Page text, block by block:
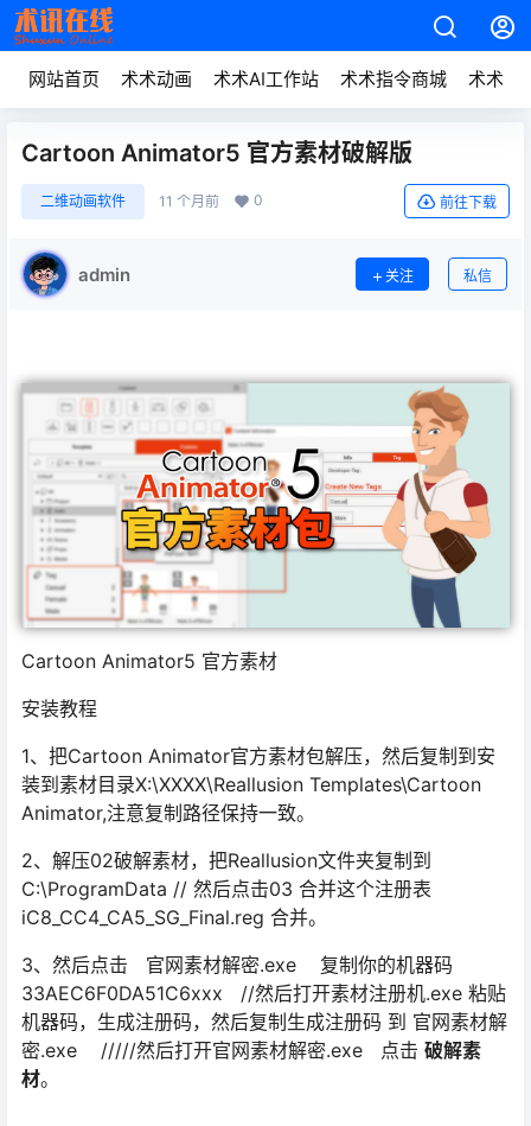
网站首页 术术动画 术术AI工作站 术术指令商城 术术动
Cartoon Animator5 官方素材破解版
二维动画软件 11 个月前 0 前往下载
admin 关注 私信
Cartoon Animator5 官方素材
安装教程
1、把Cartoon Animator官方素材包解压，然后复制到安
装到素材目录X:\XXXX\Reallusion Templates\Cartoon
Animator,注意复制路径保持一致。
2、解压02破解素材，把Reallusion文件夹复制到
C:\ProgramData // 然后点击03 合并这个注册表
iC8_CC4_CA5_SG_Final.reg 合并。
3、然后点击 官网素材解密.exe 复制你的机器码
33AEC6F0DA51C6xxx //然后打开素材注册机.exe 粘贴
机器码，生成注册码，然后复制生成注册码 到 官网素材解
密.exe /////然后打开官网素材解密.exe 点击 破解素
材。